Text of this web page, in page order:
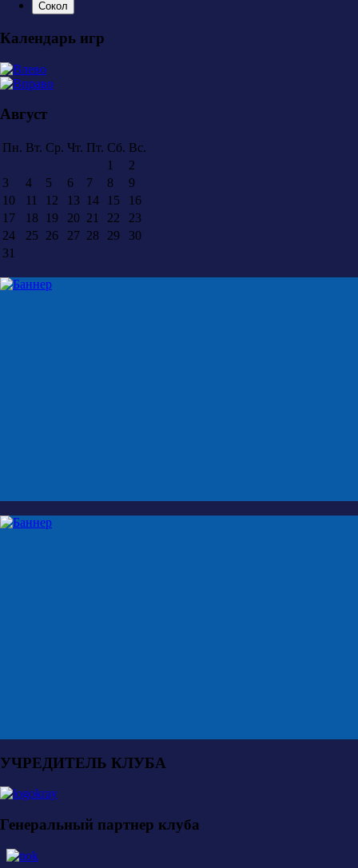
Сокол
Календарь игр
Август
Пн. Вт. Ср. Чт. Пт. Сб. Вс.
1
2
3
4 5 6 7 8
9
10
11 12 13 14 15
16
17
18 19 20 21 22
23
24
25 26 27 28 29
30
31
УЧРЕДИТЕЛЬ КЛУБА
Генеральный партнер клуба